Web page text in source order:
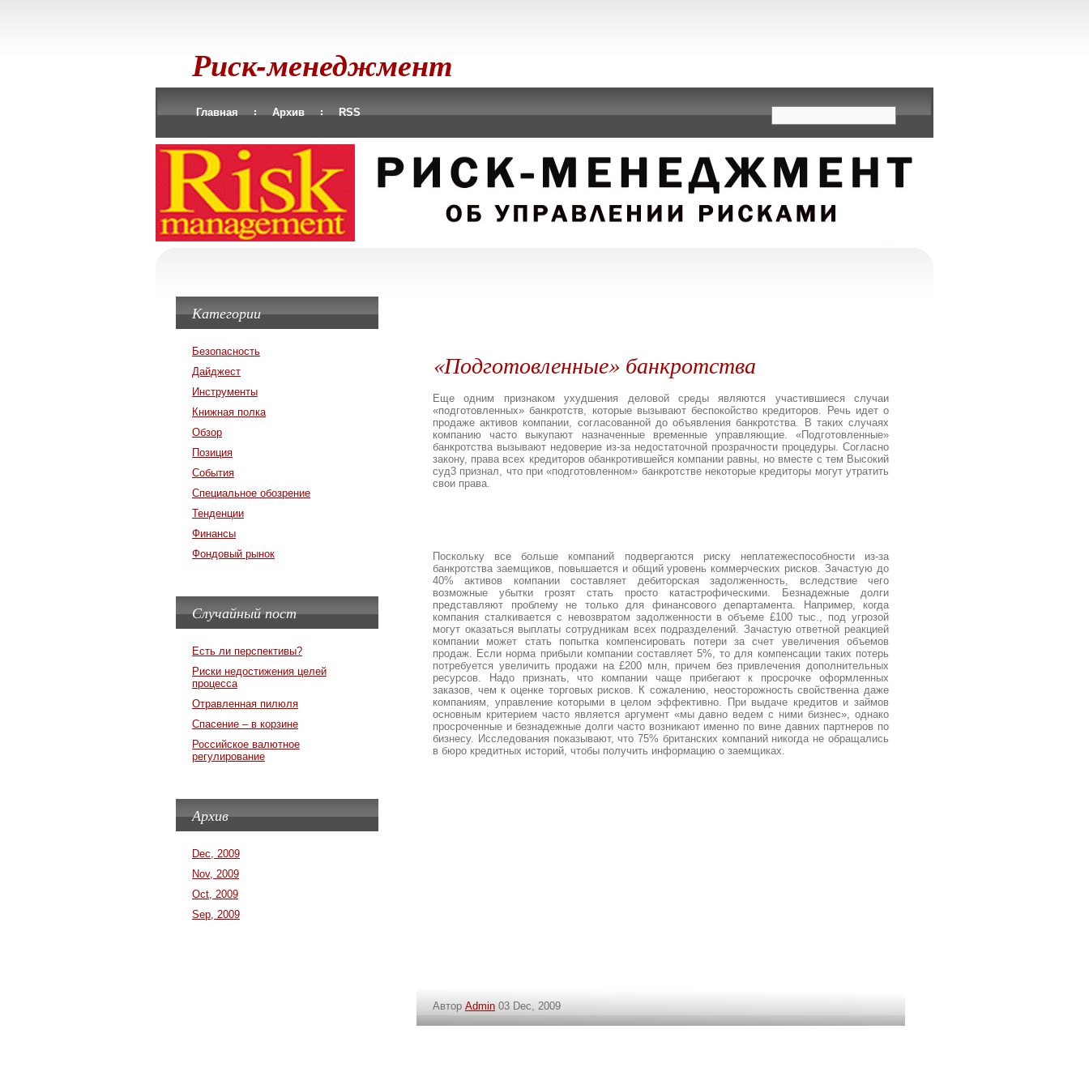
Риск-менеджмент
Главная Архив RSS
«Подготовленные» банкротства
Еще одним признаком ухудшения деловой среды являются участившиеся случаи
«подготовленных» банкротств, которые вызывают беспокойство кредиторов. Речь идет о
продаже активов компании, согласованной до объявления банкротства. В таких случаях
компанию часто выкупают назначенные временные управляющие. «Подготовленные»
банкротства вызывают недоверие из-за недостаточной прозрачности процедуры. Согласно
закону, права всех кредиторов обанкротившейся компании равны, но вместе с тем Высокий
суд3 признал, что при «подготовленном» банкротстве некоторые кредиторы могут утратить
свои права.
Поскольку все больше компаний подвергаются риску неплатежеспособности из-за
банкротства заемщиков, повышается и общий уровень коммерческих рисков. Зачастую до
40% активов компании составляет дебиторская задолженность, вследствие чего
возможные убытки грозят стать просто катастрофическими. Безнадежные долги
представляют проблему не только для финансового департамента. Например, когда
компания сталкивается с невозвратом задолженности в объеме £100 тыс., под угрозой
могут оказаться выплаты сотрудникам всех подразделений. Зачастую ответной реакцией
компании может стать попытка компенсировать потери за счет увеличения объемов
продаж. Если норма прибыли компании составляет 5%, то для компенсации таких потерь
потребуется увеличить продажи на £200 млн, причем без привлечения дополнительных
ресурсов. Надо признать, что компании чаще прибегают к просрочке оформленных
заказов, чем к оценке торговых рисков. К сожалению, неосторожность свойственна даже
компаниям, управление которыми в целом эффективно. При выдаче кредитов и займов
основным критерием часто является аргумент «мы давно ведем с ними бизнес», однако
просроченные и безнадежные долги часто возникают именно по вине давних партнеров по
бизнесу. Исследования показывают, что 75% британских компаний никогда не обращались
в бюро кредитных историй, чтобы получить информацию о заемщиках.
Автор Admin 03 Dec, 2009
Категории
Безопасность
Дайджест
Инструменты
Книжная полка
Обзор
Позиция
События
Специальное обозрение
Тенденции
Финансы
Фондовый рынок
Случайный пост
Есть ли перспективы?
Риски недостижения целей
процесса
Отравленная пилюля
Спасение – в корзине
Российское валютное
регулирование
Архив
Dec, 2009
Nov, 2009
Oct, 2009
Sep, 2009